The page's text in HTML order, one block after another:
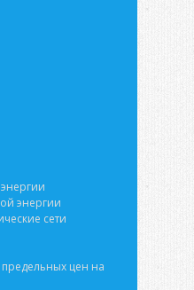
энергии
сети
цен на